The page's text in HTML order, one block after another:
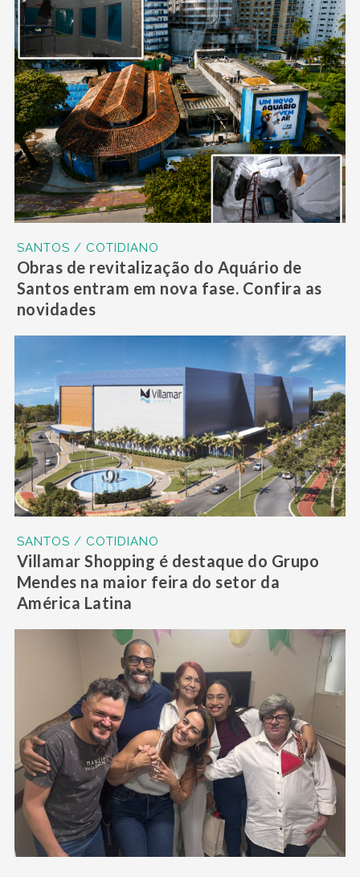
SANTOS / COTIDIANO
Obras de revitalização do Aquário de
Santos entram em nova fase. Confira as
novidades
SANTOS / COTIDIANO
Villamar Shopping é destaque do Grupo
Mendes na maior feira do setor da
América Latina